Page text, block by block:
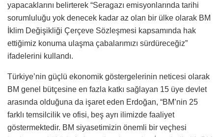
yapacaklarını belirterek “Seragazı emisyonlarında tarihi
sorumluluğu yok denecek kadar az olan bir ülke olarak BM
İklim Değişikliği Çerçeve Sözleşmesi kapsamında hak
ettiğimiz konuma ulaşma çabalarımızı sürdüreceğiz”
ifadelerini kullandı.
Türkiye’nin güçlü ekonomik göstergelerinin neticesi olarak
BM genel bütçesine en fazla katkı sağlayan 15 üye devlet
arasında olduğuna da işaret eden Erdoğan, “BM’nin 25
farklı temsilcilik ve ofisi, beş ayrı ilimizde faaliyet
göstermektedir. BM siyasetimizin önemli bir veçhesi